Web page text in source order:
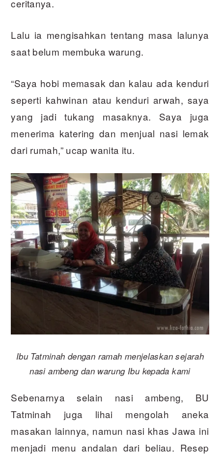
ceritanya.
Lalu ia mengisahkan tentang masa lalunya
saat belum membuka warung.
“Saya hobi memasak dan kalau ada kenduri
seperti kahwinan atau kenduri arwah, saya
yang jadi tukang masaknya. Saya juga
menerima katering dan menjual nasi lemak
dari rumah,” ucap wanita itu.
Ibu Tatminah dengan ramah menjelaskan sejarah
nasi ambeng dan warung Ibu kepada kami
Sebenarnya selain nasi ambeng, BU
Tatminah juga lihai mengolah aneka
masakan lainnya, namun nasi khas Jawa ini
menjadi menu andalan dari beliau. Resep